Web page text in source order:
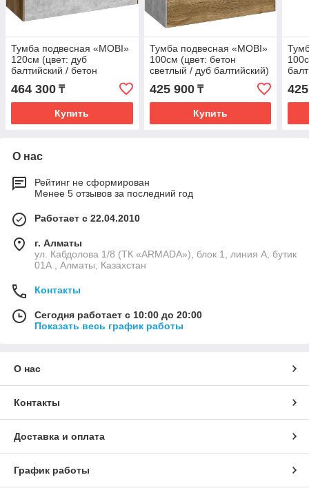
Тумба подвесная «MOBI»
120см (цвет: дуб
балтийский / бетон
464 300 ₸
Купить
Тумба подвесная «MOBI»
100см (цвет: бетон
светлый / дуб балтийский)
425 900₸
Купить
О нас
Рейтинг не сформирован
Менее 5 отзывов за последний год
Работает с 22.04.2010
г. Алматы
ул. Кабдолова 1/8 (ТК «ARMADA»), блок 1, линия А, бутик
01А , Алматы, Казахстан
Контакты
Сегодня работает с 10:00 до 20:00
Показать весь график работы
О нас
Контакты
Доставка и оплата
График работы